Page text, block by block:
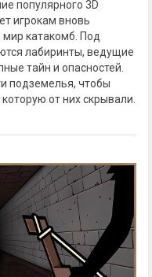
популярного 3D
игрокам вновь
мир катакомб. Под
лабиринты, ведущие
тайн и опасностей.
подземелья, чтобы
от них скрывали.